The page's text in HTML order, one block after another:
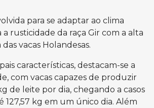
para se adaptar ao clima
rusticidade da raça Gir com a alta
vacas Holandesas.
características, destacam-se a
com vacas capazes de produzir
de leite por dia, chegando a casos
127,57 kg em um único dia. Além